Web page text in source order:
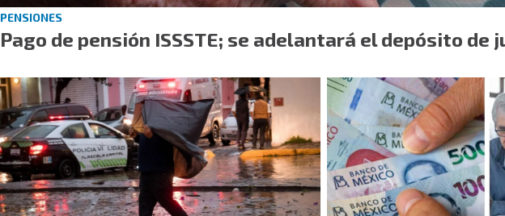
PENSIONES
Pago de pensión ISSSTE; se adelantará el depósito de